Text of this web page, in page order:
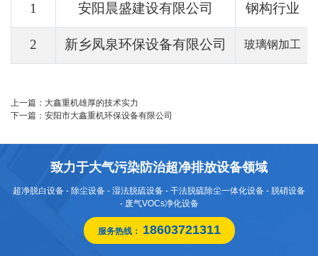
1 安阳晨盛建设有限公司 钢构行业
2 新乡凤泉环保设备有限公司 玻璃钢加工
上一篇： 大鑫重机雄厚的技术实力
下一篇： 安阳市大鑫重机环保设备有限公司
致力于大气污染防治超净排放设备领域
超净脱白设备 - 除尘设备 - 湿法脱硫设备 - 干法脱硫除尘一体化设备 - 脱硝设备
- 废气VOCs净化设备
服务热线： 18603721311